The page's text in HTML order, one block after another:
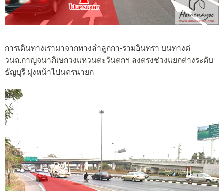
การเดินทางเรามาจากทางลำลูกกา-รามอินทรา บนทางด่
วนถ.กาญจนาภิเษกวงแหวนตะวันตกฯ ลงตรงช่วงแยกต่างระดับ
ธัญบุรี มุ่งหน้าไปนครนายก